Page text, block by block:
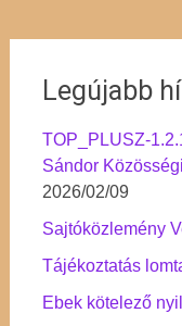
Legújabb
TOP_PLUSZ-
Sándor
2026/02/09
Sajtóközlemény
Tájékoztatás
Ebek kötelező